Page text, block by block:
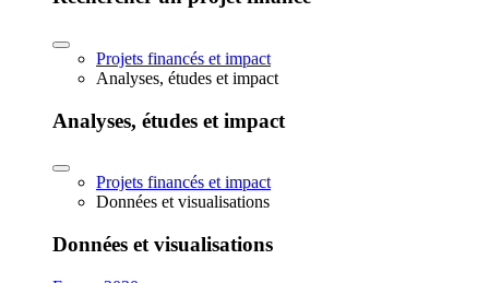
Projets financés et impact
Analyses, études et impact
Analyses, études et impact
Projets financés et impact
Données et visualisations
Données et visualisations